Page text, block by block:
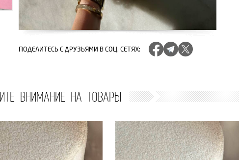
ПОДЕЛИТЕСЬ С ДРУЗЬЯМИ В СОЦ. СЕТЯХ:
ВНИМАНИЕ НА ТОВАРЫ